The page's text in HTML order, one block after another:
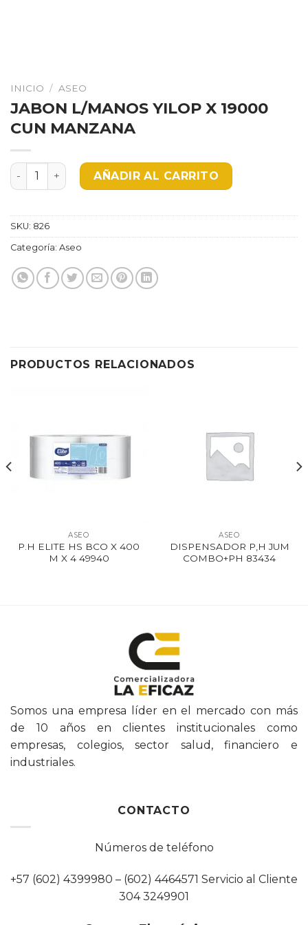
INICIO / ASEO
JABON L/MANOS YILOP X 19000
CUN MANZANA
JABON L/MANOS YILOP X 19000 CUN MANZANA
AÑADIR AL CARRITO
SKU: 826
Categoría: Aseo
PRODUCTOS RELACIONADOS
ASEO
P.H ELITE HS BCO X 400
M X 4 49940
ASEO
DISPENSADOR P,H JUM
COMBO+PH 83434
Somos una empresa líder en el mercado con más
de 10 años en clientes institucionales como
empresas, colegios, sector salud, financiero e
industriales.
CONTACTO
Números de teléfono
+57 (602) 4399980 – (602) 4464571 Servicio al Cliente
304 3249901